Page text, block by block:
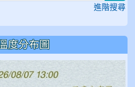
進階搜尋
度分布圖